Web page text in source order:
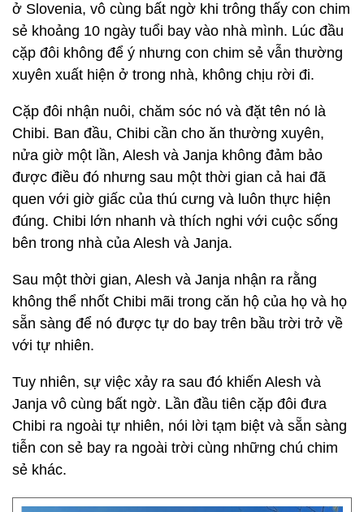
ở Slovenia, vô cùng bất ngờ khi trông thấy con chim
sẻ khoảng 10 ngày tuổi bay vào nhà mình. Lúc đầu
cặp đôi không để ý nhưng con chim sẻ vẫn thường
xuyên xuất hiện ở trong nhà, không chịu rời đi.
Cặp đôi nhận nuôi, chăm sóc nó và đặt tên nó là
Chibi. Ban đầu, Chibi cần cho ăn thường xuyên,
nửa giờ một lần, Alesh và Janja không đảm bảo
được điều đó nhưng sau một thời gian cả hai đã
quen với giờ giấc của thú cưng và luôn thực hiện
đúng. Chibi lớn nhanh và thích nghi với cuộc sống
bên trong nhà của Alesh và Janja.
Sau một thời gian, Alesh và Janja nhận ra rằng
không thể nhốt Chibi mãi trong căn hộ của họ và họ
sẵn sàng để nó được tự do bay trên bầu trời trở về
với tự nhiên.
Tuy nhiên, sự việc xảy ra sau đó khiến Alesh và
Janja vô cùng bất ngờ. Lần đầu tiên cặp đôi đưa
Chibi ra ngoài tự nhiên, nói lời tạm biệt và sẵn sàng
tiễn con sẻ bay ra ngoài trời cùng những chú chim
sẻ khác.